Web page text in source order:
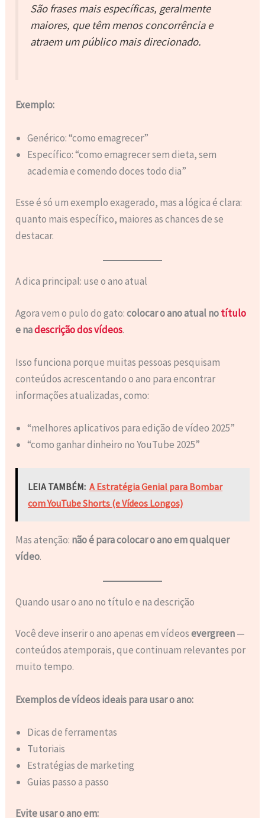
São frases mais específicas, geralmente
maiores, que têm menos concorrência e
atraem um público mais direcionado.
Exemplo:
Genérico: “como emagrecer”
Específico: “como emagrecer sem dieta, sem
academia e comendo doces todo dia”
Esse é só um exemplo exagerado, mas a lógica é clara:
quanto mais específico, maiores as chances de se
destacar.
A dica principal: use o ano atual
Agora vem o pulo do gato:colocar o ano atual notítulo
e nadescrição dos vídeos.
Isso funciona porque muitas pessoas pesquisam
conteúdos acrescentando o ano para encontrar
informações atualizadas, como:
“melhores aplicativos para edição de vídeo 2025”
“como ganhar dinheiro no YouTube 2025”
LEIA TAMBÉM: A Estratégia Genial para Bombar
com YouTube Shorts (e Vídeos Longos)
Mas atenção: não é para colocar o ano em qualquer
vídeo.
Quando usar o ano no título e na descrição
Você deve inserir o ano apenas em vídeosevergreen—
conteúdos atemporais, que continuam relevantes por
muito tempo.
Exemplos de vídeos ideais para usar o ano:
Dicas de ferramentas
Tutoriais
Estratégias de marketing
Guias passo a passo
Evite usar o ano em: